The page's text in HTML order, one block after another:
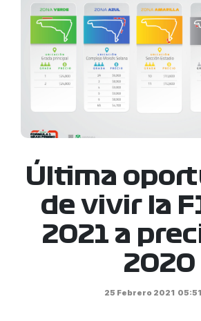
Última
de vivir la
2021 a
2020
25 Febrero 2021